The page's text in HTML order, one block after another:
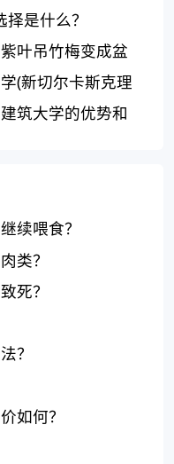
是什么？
叶吊竹梅变成盆
(新切尔卡斯克理
筑大学的优势和
续喂食？
类？
死？
？
如何？